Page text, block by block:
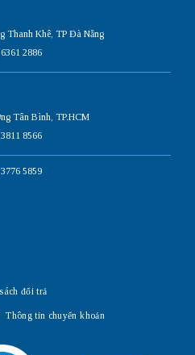
Thanh Khê, TP Đà Nẵng
2886
Tân Bình, TP.HCM
8566
5859
đổi trả
Thông tin chuyển khoản